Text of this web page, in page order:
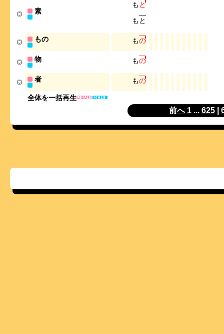
全体を一括再生
素
も と
も と
もの もの
物 もの
者 もの
前へ 1... 625|